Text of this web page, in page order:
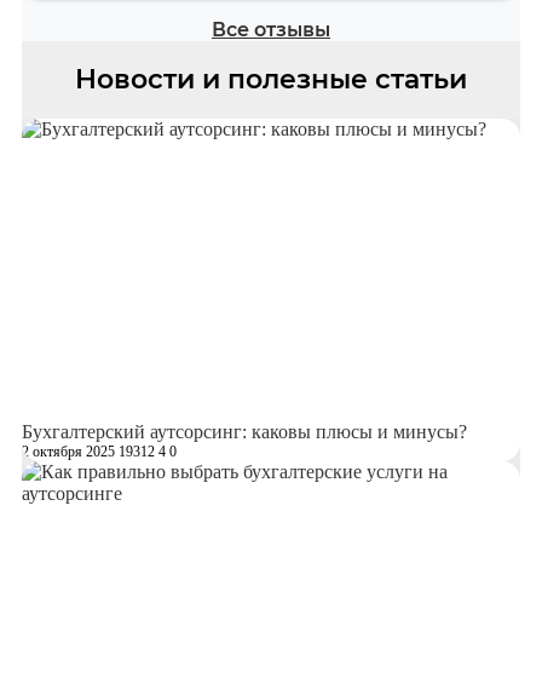
Все отзывы
Новости и полезные статьи
Бухгалтерский аутсорсинг: каковы плюсы и минусы?
2 октября 2025 19312 4 0